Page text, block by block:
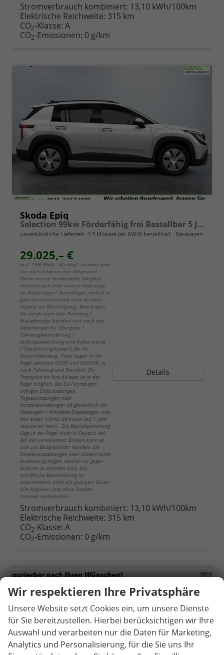
Stromverbrauch kombiniert: 13,10 kWh/100km
Elektrische Reichweite: 315 km
CO2-Klasse: A
CO2-Emissionen: 0 g/km
Skoda Epiq
Selection 99kw Förderfähig frei Bestellbar 5 Jahre Garantie
unverbindliche Lieferzeit: 4-5 Monate (ab KW48 bestellbar) Neuwagen
29.025,– €
incl. 19% MwSt.. Wichtig!: Termine bitte
nur nach telefonischer Absprache.
Durch unsere bundesweite Tätigkeit,
befinden sich viele unserer Fahrzeuge
im Außenlager / Zentrallager, verteilt in
ganz Deutschland (oft ohne Kunden-
Zugang zur Besichtigung). Bitte fragen
Sie vorab nach dem Fahrzeug /
Auslieferungs-Standort und nach den
Nebenkosten für Übergabe /
Fahrzeugbereitstellung /
Auftragsabwicklung und Aufbereitung
("Überführungskosten") für Ihr
Wunschfahrzeug. Diese liegen in der
Regel zwischen 60,00 und 890,00€, je
nach Fahrzeug und Standort. Ein
Transport an Ihre Adresse ist in der
Regel möglich. Bei EU-Fahrzeugen
erfolgen Erstzulassungen,
Tageszulassungen oder
Kurzzeitzulassungen oft gewerblich als
Mietwagen / Werkstatt Ersatzwagen, was
den ersten HU/AU Zeitraum auf 1 Jahr
reduzieren kann. Die Betriebsanleitung
liegt in der Regel nicht in Deutsch bei.
Bei den verwendeten Bildern kann es
sich um Beispielbilder handeln die
Sonderausstattungen oder abweichende
Ausstattung zeigen, welche nur gegen
Aufpreis zu erhalten sind. Die
schriftliche Beschreibung ist
entscheidend, nicht die gezeigten Bilder.
Alle Angaben sind ohne Gewähr.
Irrtümer vorbehalten.
Details
Stromverbrauch kombiniert: 13,10 kWh/100km
Elektrische Reichweite: 315 km
CO2-Klasse: A
CO2-Emissionen: 0 g/km
Wir respektieren Ihre Privatsphäre
Unsere Website setzt Cookies ein, um unsere Dienste
für Sie bereitzustellen. Hierbei berücksichtigen wir Ihre
Auswahl und verarbeiten nur die Daten für Marketing,
Analytics und Personalisierung, für die Sie uns Ihr